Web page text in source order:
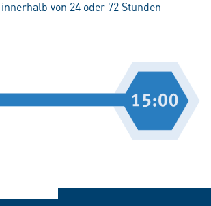
von 24 oder 72 Stunden